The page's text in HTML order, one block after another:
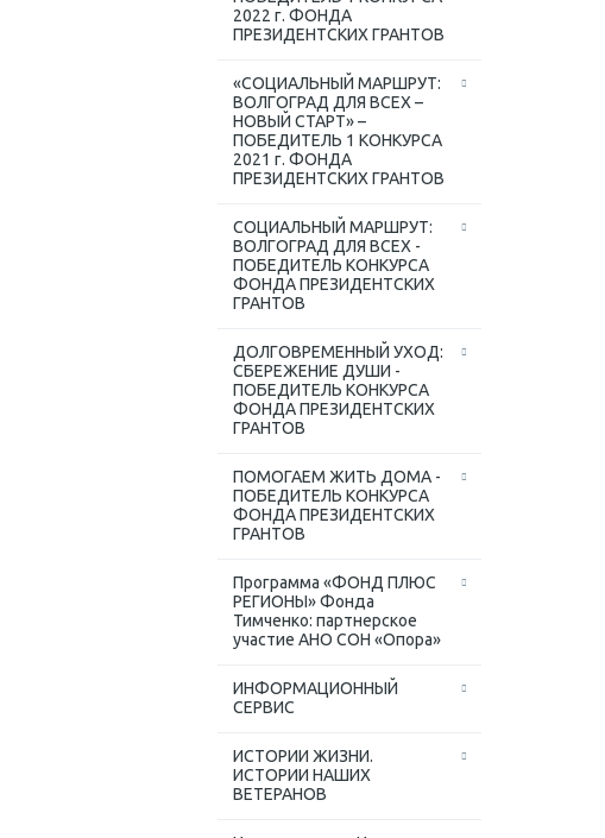
2022 г. ФОНДА
ПРЕЗИДЕНТСКИХ ГРАНТОВ
«СОЦИАЛЬНЫЙ МАРШРУТ:
ВОЛГОГРАД ДЛЯ ВСЕХ –
НОВЫЙ СТАРТ» –
ПОБЕДИТЕЛЬ 1 КОНКУРСА
2021 г. ФОНДА
ПРЕЗИДЕНТСКИХ ГРАНТОВ
СОЦИАЛЬНЫЙ МАРШРУТ:
ВОЛГОГРАД ДЛЯ ВСЕХ -
ПОБЕДИТЕЛЬ КОНКУРСА
ФОНДА ПРЕЗИДЕНТСКИХ
ГРАНТОВ
ДОЛГОВРЕМЕННЫЙ УХОД:
СБЕРЕЖЕНИЕ ДУШИ -
ПОБЕДИТЕЛЬ КОНКУРСА
ФОНДА ПРЕЗИДЕНТСКИХ
ГРАНТОВ
ПОМОГАЕМ ЖИТЬ ДОМА -
ПОБЕДИТЕЛЬ КОНКУРСА
ФОНДА ПРЕЗИДЕНТСКИХ
ГРАНТОВ
Программа «ФОНД ПЛЮС
РЕГИОНЫ» Фонда
Тимченко: партнерское
участие АНО СОН «Опора»
ИНФОРМАЦИОННЫЙ
СЕРВИС
ИСТОРИИ ЖИЗНИ.
ИСТОРИИ НАШИХ
ВЕТЕРАНОВ